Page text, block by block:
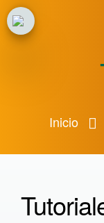
Visita
Inicio